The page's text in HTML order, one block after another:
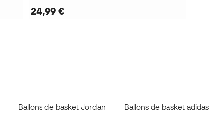
24,99 €
Ballons de basket Jordan Ballons de basket adidas